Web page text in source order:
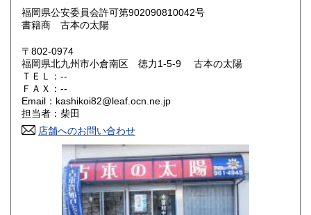
鳥取県 880円 島根県
岡山県
山口県
香川県 愛媛県
高知県 990円
880円 長崎県
880円 大分県
福岡県公安委員会許可第902090810042号
書籍商 古本の太陽
〒802-0974
福岡県北九州市小倉南区 徳力1-5-9 古本の太陽
ＴＥＬ：--
ＦＡＸ：--
Email：kashikoi82@leaf.ocn.ne.jp
担当者：柴田
店舗へのお問い合わせ